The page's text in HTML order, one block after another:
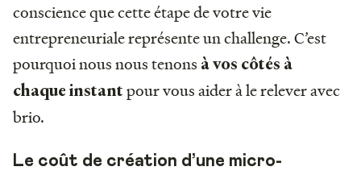
conscience que cette étape de votre vie
entrepreneuriale représente un challenge. C’est
pourquoinous nous tenons à vos côtés à
chaque instant pour vous aider à le relever avec
brio.
Le coût de création d’une micro-